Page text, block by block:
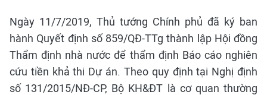
Ngày 11/7/2019, Thủ tướng Chính phủ đã ký ban
hành Quyết định số 859/QĐ-TTg thành lập Hội đồng
Thẩm định nhà nước để thẩm định Báo cáo nghiên
cứu tiền khả thi Dự án. Theo quy định tại Nghị định
số 131/2015/NĐ-CP, Bộ KH&ĐT là cơ quan thường